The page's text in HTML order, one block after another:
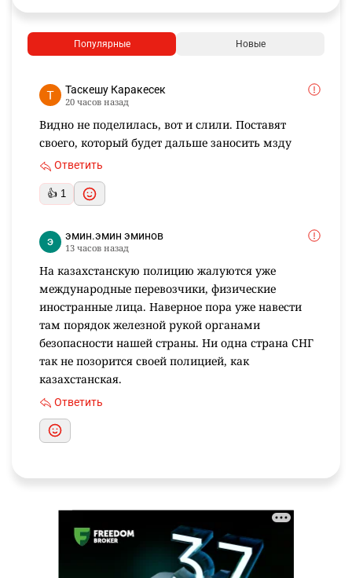
Популярные Новые
Таскешу Каракесек
20 часов назад
Видно не поделилась, вот и слили. Поставят
своего, который будет дальше заносить мзду
Ответить
👍 1
эмин.эмин эминов
13 часов назад
На казахстанскую полицию жалуются уже
международные перевозчики, физические
иностранные лица. Наверное пора уже навести
там порядок железной рукой органами
безопасности нашей страны. Ни одна страна СНГ
так не позорится своей полицией, как
казахстанская.
Ответить